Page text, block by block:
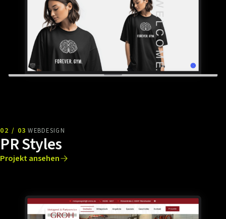
02 / 03 WEBDESIGN
PR Styles
Projekt ansehen